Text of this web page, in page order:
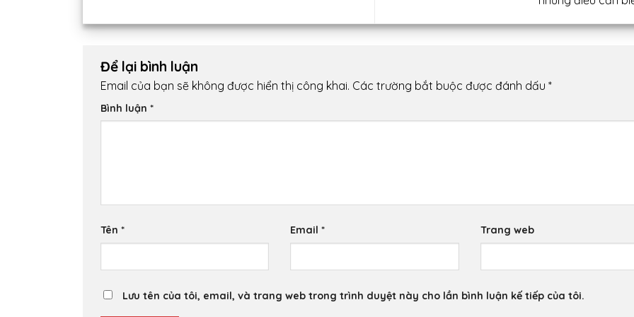
Để lại bình luận
Email của bạn sẽ không được hiển thị công khai. Các trường bắt buộc được đánh dấu *
Bình luận *
Tên * Email* Trang web
Lưu tên của tôi, email, và trang web trong trình duyệt này cho lần bình luận kế tiếp của tôi.